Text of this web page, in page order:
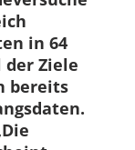
in 64
der Ziele
bereits